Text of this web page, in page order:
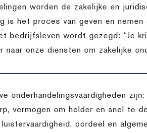
worden de zakelijke en
is het proces van geven en
bedrijfsleven wordt gezegd: “Je
naar onze diensten om zakelijke
onderhandelingsvaardigheden
vermogen om helder en snel te
oordeel en